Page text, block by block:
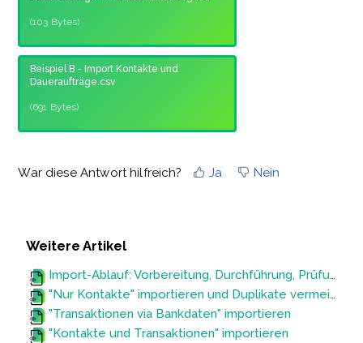
(103 Bytes)
Beispiel B - Import Kontakte und
Daueraufträge.csv
(691 Bytes)
War diese Antwort hilfreich? Ja Nein
Weitere Artikel
Import-Ablauf: Vorbereitung, Durchführung, Prüfung und Korrektur
"Nur Kontakte" importieren und Duplikate vermeiden
"Transaktionen via Bankdaten" importieren
"Kontakte und Transaktionen" importieren